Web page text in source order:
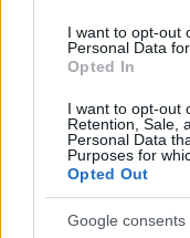
I want to opt-out
Personal Data
Opted In
I want to opt-out
Retention, Sale,
Personal Data
Purposes for
Opted Out
Google consents
Címkék:saláta
vegetáriánus fehérrépa